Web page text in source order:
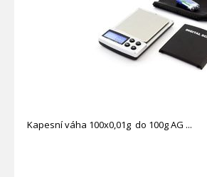
Kapesní váha 100x0,01g do 100g AG